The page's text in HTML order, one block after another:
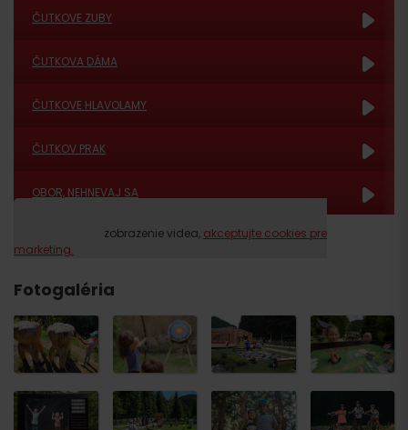
ČUTKOVE ZUBY
ČUTKOVA DÁMA
ČUTKOVE HLAVOLAMY
ČUTKOV PRAK
OBOR, NEHNEVAJ SA
Prosím, pre zobrazenie videa, akceptujte cookies pre
marketing.
Fotogaléria